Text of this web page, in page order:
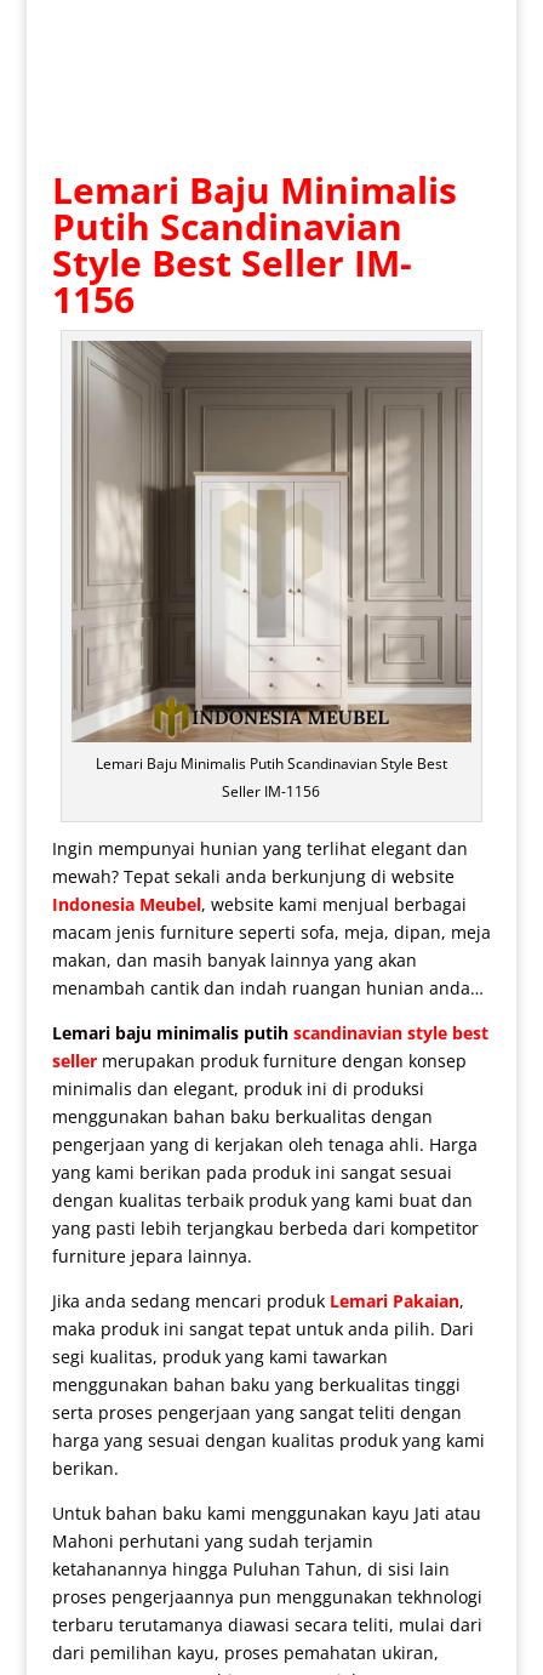
Lemari Baju Minimalis
Putih Scandinavian
Style Best Seller IM-
1156
Lemari Baju Minimalis Putih Scandinavian Style Best
Seller IM-1156
Ingin mempunyai hunian yang terlihat elegant dan
mewah? Tepat sekali anda berkunjung di website
Indonesia Meubel, website kami menjual berbagai
macam jenis furniture seperti sofa, meja, dipan, meja
makan, dan masih banyak lainnya yang akan
menambah cantik dan indah ruangan hunian anda…
Lemari baju minimalis putihscandinavian style best
sellermerupakan produk furniture dengan konsep
minimalis dan elegant, produk ini di produksi
menggunakan bahan baku berkualitas dengan
pengerjaan yang di kerjakan oleh tenaga ahli. Harga
yang kami berikan pada produk ini sangat sesuai
dengan kualitas terbaik produk yang kami buat dan
yang pasti lebih terjangkau berbeda dari kompetitor
furniture jepara lainnya.
Jika anda sedang mencari produk Lemari Pakaian,
maka produk ini sangat tepat untuk anda pilih. Dari
segi kualitas, produk yang kami tawarkan
menggunakan bahan baku yang berkualitas tinggi
serta proses pengerjaan yang sangat teliti dengan
harga yang sesuai dengan kualitas produk yang kami
berikan.
Untuk bahan baku kami menggunakan kayu Jati atau
Mahoni perhutani yang sudah terjamin
ketahanannya hingga Puluhan Tahun, di sisi lain
proses pengerjaannya pun menggunakan tekhnologi
terbaru terutamanya diawasi secara teliti, mulai dari
dari pemilihan kayu, proses pemahatan ukiran,